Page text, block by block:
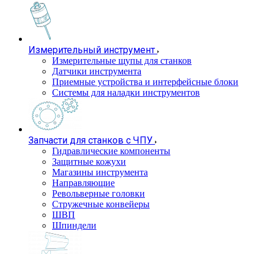
Измерительный инструмент
Измерительные щупы для станков
Датчики инструмента
Приемные устройства и интерфейсные блоки
Системы для наладки инструментов
Запчасти для станков с ЧПУ
Гидравлические компоненты
Защитные кожухи
Магазины инструмента
Направляющие
Револьверные головки
Стружечные конвейеры
ШВП
Шпиндели